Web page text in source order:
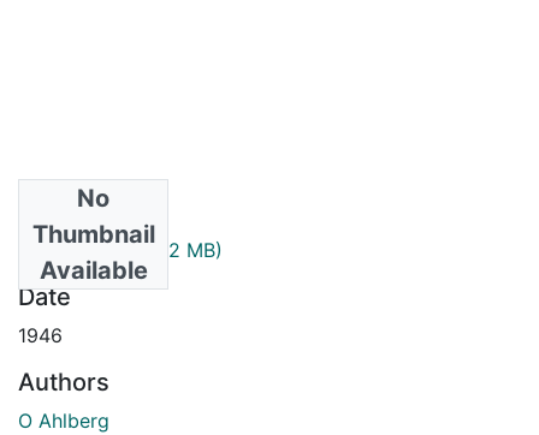
No
Thumbnail
Available
1946_10_3.pdf(1.12 MB)
Date
1946
Authors
O Ahlberg